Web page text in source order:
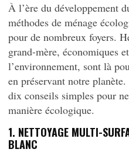
À l’ère du développement
méthodes de ménage
pour de nombreux foyers.
grand-mère, économiques
l’environnement, sont là
en préservant notre
dix conseils simples pour
manière écologique.
1. NETTOYAGE MULTI-
BLANC